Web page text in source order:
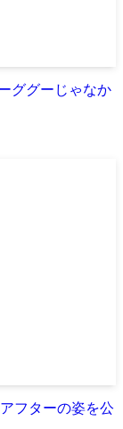
ググーじゃなか
フターの姿を公